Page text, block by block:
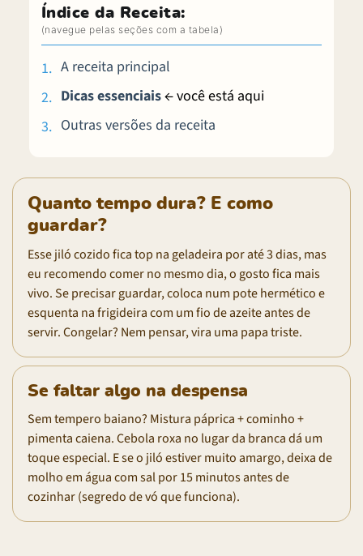
Índice da Receita:
A receita principal
Dicas essenciais← você está aqui
Outras versões da receita
Quanto tempo dura? E como
guardar?
Esse jiló cozido fica top na geladeira por até 3 dias, mas
eu recomendo comer no mesmo dia, o gosto fica mais
vivo. Se precisar guardar, coloca num pote hermético e
esquenta na frigideira com um fio de azeite antes de
servir. Congelar? Nem pensar, vira uma papa triste.
Se faltar algo na despensa
Sem tempero baiano? Mistura páprica + cominho +
pimenta caiena. Cebola roxa no lugar da branca dá um
toque especial. E se o jiló estiver muito amargo, deixa de
molho em água com sal por 15 minutos antes de
cozinhar (segredo de vó que funciona).